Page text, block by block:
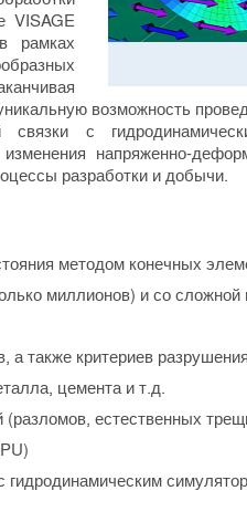
VISAGE
рамках
возможность
связки с
напряженно-
разработки и добычи.
методом конечных
миллионов) и со сложной
также критериев
цемента и т.д.
естественных
гидродинамическим